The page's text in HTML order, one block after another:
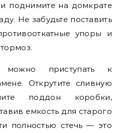
поднимите на домкрате
Не забудьте поставить
упоры и
можно приступать к
Открутите сливную
поддон коробки,
емкость для старого
полностью стечь — это